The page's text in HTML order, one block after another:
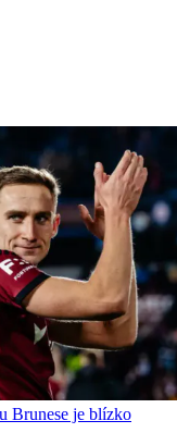
Brunese je blízko